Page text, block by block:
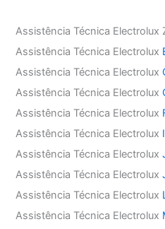
Assistência Técnica Electrolux
Assistência Técnica Electrolux
Assistência Técnica Electrolux
Assistência Técnica Electrolux
Assistência Técnica Electrolux
Assistência Técnica Electrolux
Assistência Técnica Electrolux
Assistência Técnica Electrolux
Assistência Técnica Electrolux
Assistência Técnica Electrolux